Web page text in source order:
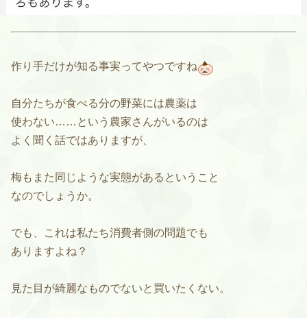
作り手だけが知る事実ってやつですね
自分たちが食べる分の野菜には農薬は
使わない……という農家さんがいるのは
よく聞く話ではありますが、
梅もまた同じような実態があるということ
なのでしょうか。
でも、これは私たち消費者側の問題でも
ありますよね？
見た目が綺麗なものでないと買いたくない。